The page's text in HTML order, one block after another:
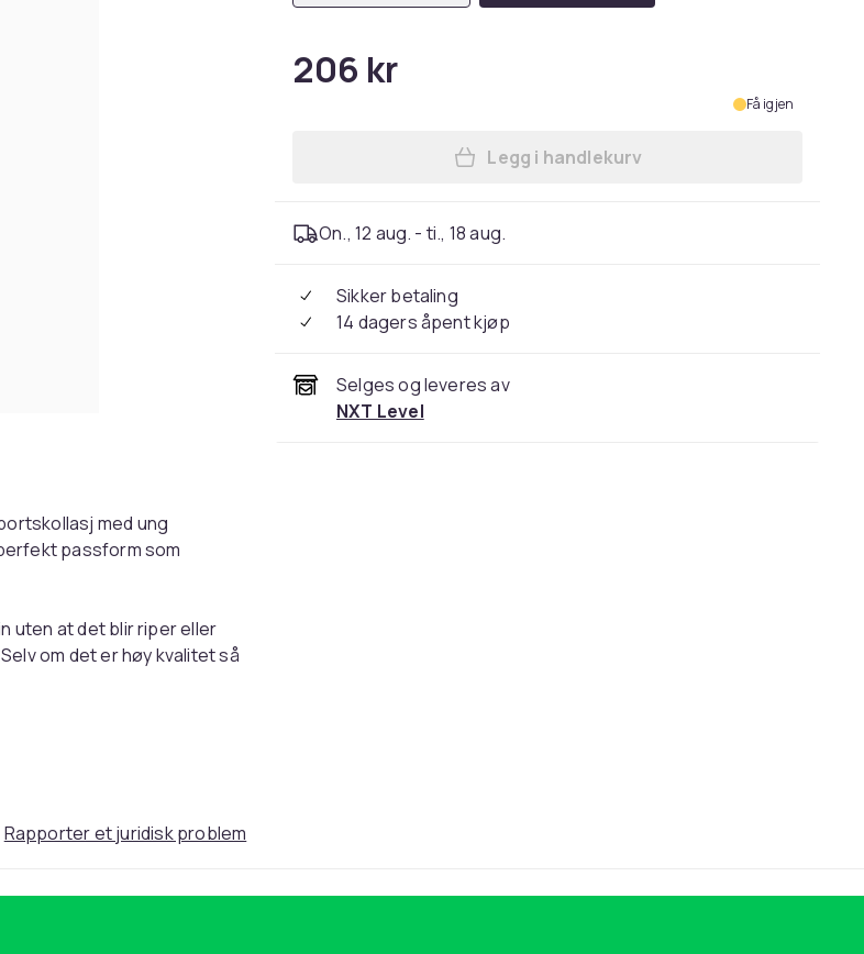
med ung
passform som
uten at det blir riper eller
om det er høy kvalitet så
beskyttelse for familie, barn
hjørner, noe som gir
206 kr
Få igjen
Legg Kompatibelt Mobildeksel til
Legg i handlekurv
On., 12 aug. - ti., 18 aug.
Sikker betaling
14 dagers åpent kjøp
Selges og leveres av
NXT Level
Rapporter et juridisk problem